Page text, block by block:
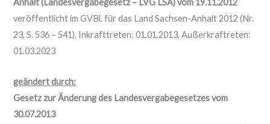
Anhalt (Landesvergabegesetz – LVG LSA) vom 19.11.2012
veröffentlicht im GVBl. für das Land Sachsen-Anhalt 2012 (Nr.
23, S. 536 – 541), Inkrafttreten: 01.01.2013, Außerkraftreten:
01.03.2023
geändert durch:
Gesetz zur Änderung des Landesvergabegesetzes vom
30.07.2013